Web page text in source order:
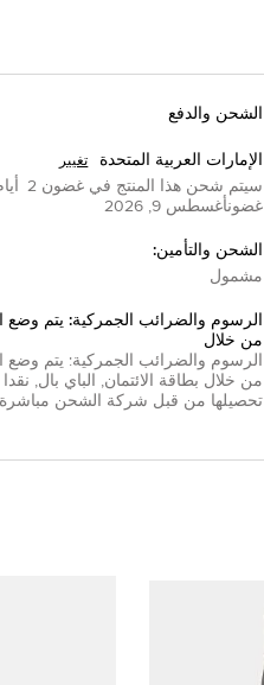
الشحن والدفع
الإمارات العربية المتحدة تغيير
سيتم شحن هذا المنتج في غضون 2
غضونأغسطس 9, 2026
الشحن والتأمين:
مشمول
الرسوم والضرائب الجمركية: يتم
من خلال
الرسوم والضرائب الجمركية: يتم
من خلال بطاقة الائتمان, الباي بال,
تحصيلها من قبل شركة الشحن